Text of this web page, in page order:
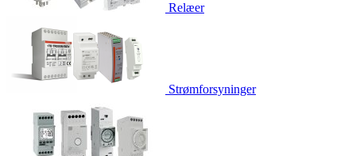
Relæer
Strømforsyninger